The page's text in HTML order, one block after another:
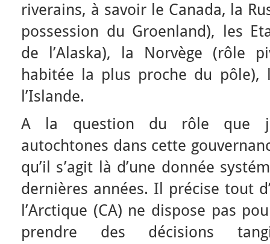
riverains, à savoir le Canada, la
possession du Groenland), les
de l’Alaska), la Norvège (rôle
habitée la plus proche du pôle),
l’Islande.
A la question du rôle que
autochtones dans cette
qu’il s’agit là d’une donnée
dernières années. Il précise tout
l’Arctique (CA) ne dispose pas
prendre des décisions